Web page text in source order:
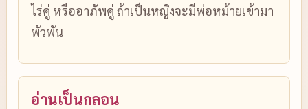
ไร่คู่ หรืออาภัพคู่ ถ้าเป็นหญิงจะมีพ่อหม้ายเข้ามา
พัวพัน
อ่านเป็นกลอน